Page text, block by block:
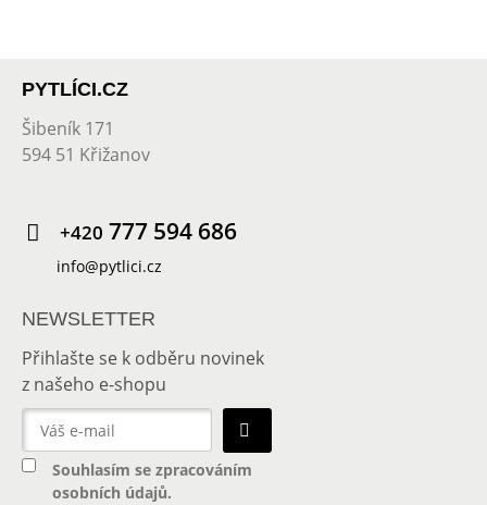
PYTLÍCI.CZ
Šibeník 171
594 51 Křižanov
+420 777 594 686
info@pytlici.cz
NEWSLETTER
Přihlašte se k odběru novinek
z našeho e-shopu
Souhlasím se zpracováním
osobních údajů.